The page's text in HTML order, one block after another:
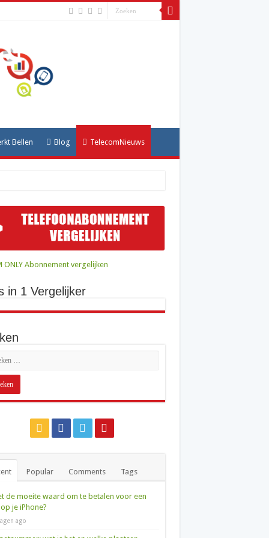
Bellen Blog TelecomNieuws
in 1 Vergelijker
Popular Comments Tags
de moeite waard om te betalen voor een
op je iPhone?
ago